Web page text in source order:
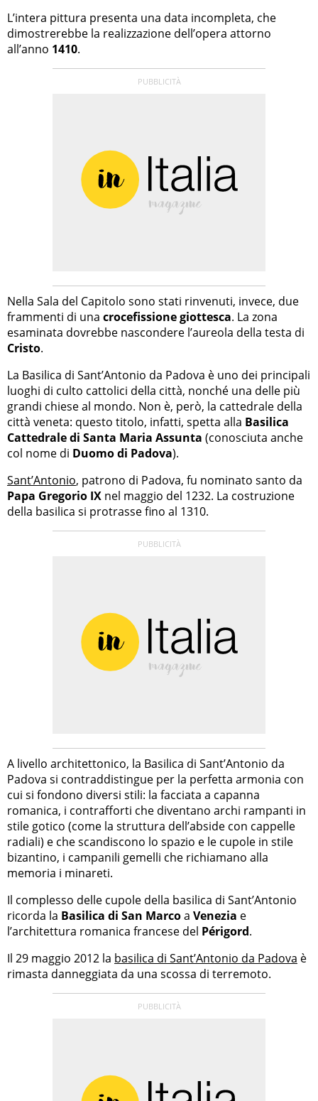
L’intera pittura presenta una data incompleta, che
dimostrerebbe la realizzazione dell’opera attorno
all’anno 1410.
Nella Sala del Capitolo sono stati rinvenuti, invece, due
frammenti di una crocefissione giottesca. La zona
esaminata dovrebbe nascondere l’aureola della testa di
Cristo.
La Basilica di Sant’Antonio da Padova è uno dei principali
luoghi di culto cattolici della città, nonché una delle più
grandi chiese al mondo. Non è, però, la cattedrale della
città veneta: questo titolo, infatti, spetta alla Basilica
Cattedrale di Santa Maria Assunta (conosciuta anche
col nome di Duomo di Padova).
Sant’Antonio, patrono di Padova, fu nominato santo da
Papa Gregorio IX nel maggio del 1232. La costruzione
della basilica si protrasse fino al 1310.
A livello architettonico, la Basilica di Sant’Antonio da
Padova si contraddistingue per la perfetta armonia con
cui si fondono diversi stili: la facciata a capanna
romanica, i contrafforti che diventano archi rampanti in
stile gotico (come la struttura dell’abside con cappelle
radiali) e che scandiscono lo spazio e le cupole in stile
bizantino, i campanili gemelli che richiamano alla
memoria i minareti.
Il complesso delle cupole della basilica di Sant’Antonio
ricorda la Basilica di San Marcoa Venezia e
l’architettura romanica francese del Périgord.
Il 29 maggio 2012 la basilica di Sant’Antonio da Padova è
rimasta danneggiata da una scossa di terremoto.